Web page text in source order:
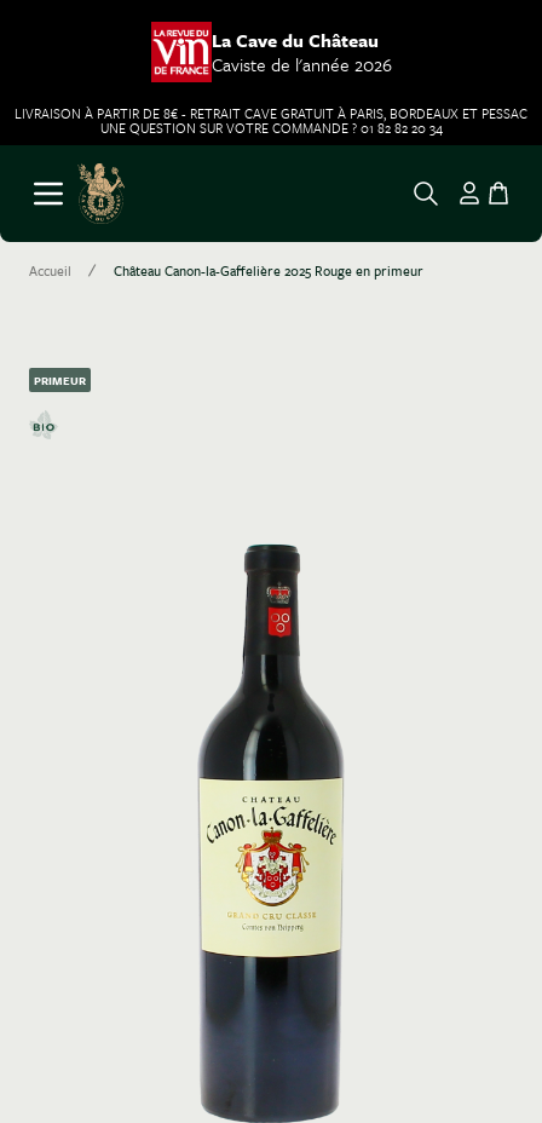
La Cave du Château
Caviste de l'année 2026
LIVRAISON À PARTIR DE 8€ - RETRAIT CAVE GRATUIT À PARIS, BORDEAUX ET PESSAC
UNE QUESTION SUR VOTRE COMMANDE ? 01 82 82 20 34
Aller au contenu
Ouvrir le menu
Accueil / Château Canon-la-Gaffelière 2025 Rouge en primeur
PRIMEUR